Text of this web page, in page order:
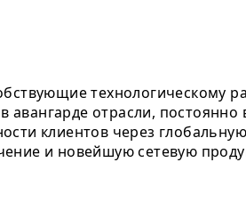
технологическому
отрасли,
клиентов через
и новейшую сетевую